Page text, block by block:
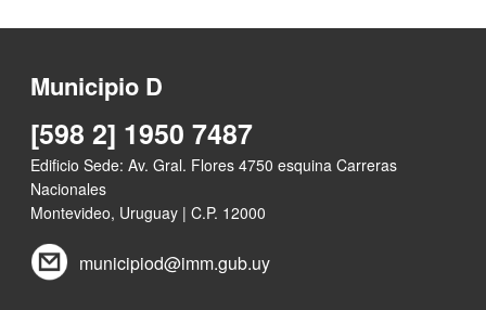
Municipio D
[598 2] 1950 7487
Edificio Sede: Av. Gral. Flores 4750 esquina Carreras
Nacionales
Montevideo, Uruguay | C.P. 12000
municipiod@imm.gub.uy